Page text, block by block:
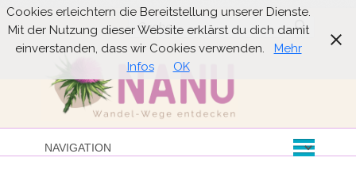
Suche
Cookies erleichtern die Bereitstellung unserer Dienste.
Mit der Nutzung dieser Website erklärst du dich damit
einverstanden, dass wir Cookies verwenden.
Mehr
Infos
OK